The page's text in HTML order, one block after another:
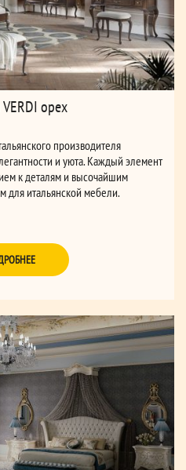
орех
производителя
и уюта. Каждый элемент
к деталям и высочайшим
для итальянской мебели.